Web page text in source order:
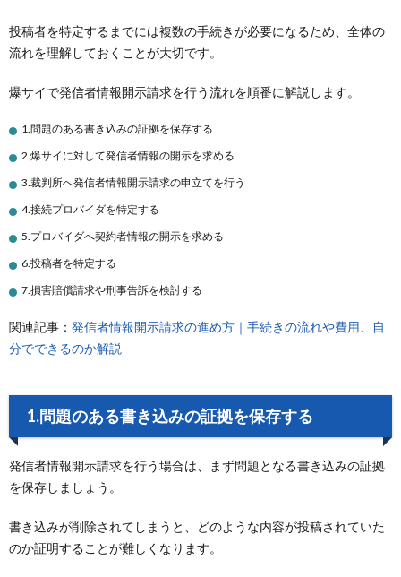
投稿者を特定するまでには複数の手続きが必要になるため、全体の
流れを理解しておくことが大切です。
爆サイで発信者情報開示請求を行う流れを順番に解説します。
1.問題のある書き込みの証拠を保存する
2.爆サイに対して発信者情報の開示を求める
3.裁判所へ発信者情報開示請求の申立てを行う
4.接続プロバイダを特定する
5.プロバイダへ契約者情報の開示を求める
6.投稿者を特定する
7.損害賠償請求や刑事告訴を検討する
関連記事： 発信者情報開示請求の進め方｜手続きの流れや費用、自
分でできるのか解説
1.問題のある書き込みの証拠を保存する
発信者情報開示請求を行う場合は、まず問題となる書き込みの証拠
を保存しましょう。
書き込みが削除されてしまうと、どのような内容が投稿されていた
のか証明することが難しくなります。